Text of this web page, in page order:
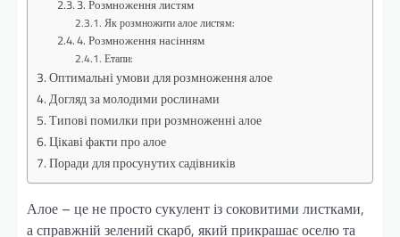
3. Розмноження листям
Як розмножити алое листям:
4. Розмноження насінням
Етапи:
Оптимальні умови для розмноження алое
Догляд за молодими рослинами
Типові помилки при розмноженні алое
Цікаві факти про алое
Поради для просунутих садівників
Алое – це не просто сукулент із соковитими листками,
а справжній зелений скарб, який прикрашає оселю та